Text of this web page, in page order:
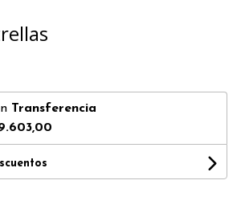
Transferencia